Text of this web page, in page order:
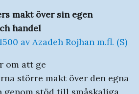
makt över sin egen
handel
av Azadeh Rojhan m.fl. (S)
om att ge
större makt över den egna
stöd till småskaliga